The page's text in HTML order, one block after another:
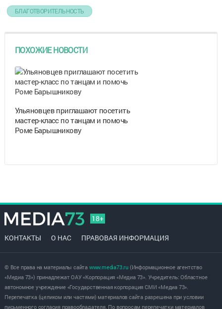
БЛАГОТВОРИТЕЛЬНОСТЬ
ПОХОЖИЕ НОВОСТИ
Ульяновцев приглашают посетить
мастер-класс по танцам и помочь
Роме Барышникову
18+
КОНТАКТЫ О НАС ПРАВОВАЯ ИНФОРМАЦИЯ
© Все права на материалы сайта www.media73.ru(Информационное агентство
«Медиа 73») принадлежат ОАУ «Корпорация «Медиа 73». Учредитель: Областное
автономное учреждение «Государственная корпорация СМИ «Медиа 73».
Перепечатка (целиком или частями) материалов сайта разрешена при условии
письменного согласия правообладателя. По вопросам перепечатки материалов